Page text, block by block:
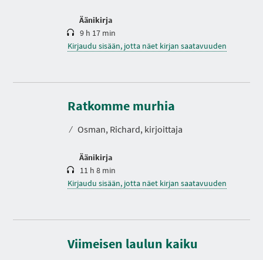
Äänikirja
9 h 17 min
Kirjaudu sisään, jotta näet kirjan saatavuuden
Ratkomme murhia
⁄ Osman, Richard, kirjoittaja
Äänikirja
K
s
t
11 h 8 min
Kirjaudu sisään, jotta näet kirjan saatavuuden
Viimeisen laulun kaiku
K
s
t